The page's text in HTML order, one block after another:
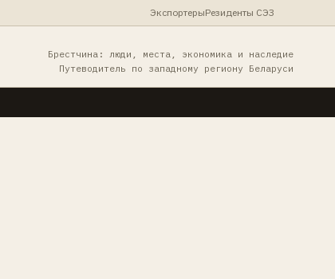
ЭкспортерыРезиденты СЭЗ
Брестчина: люди, места, экономика и наследие
Путеводитель по западному региону Беларуси